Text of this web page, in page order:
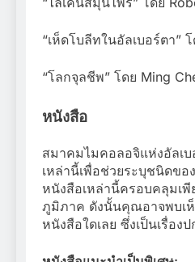
“เห็ดโบลีทในอัลเบอร์ตา”
“โลกจุลชีพ” โดย Ming
หนังสือ
สมาคมไมคอลอจิแห่งอัลเ
เหล่านี้เพื่อช่วยระบุชนิดขอ
หนังสือเหล่านี้ครอบคลุมเพี
ภูมิภาค ดังนั้นคุณอาจพบเ
หนังสือใดเลย ซึ่งเป็นเรื่อง